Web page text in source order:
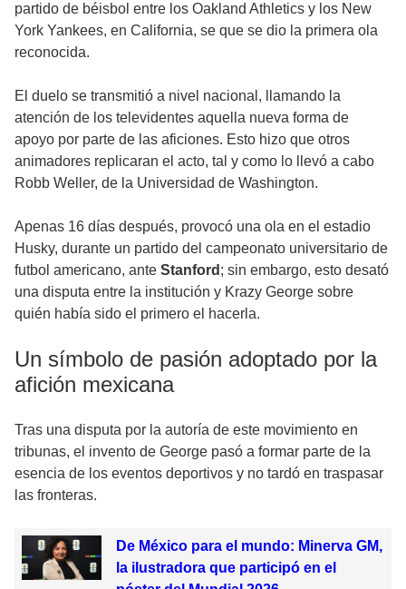
partido de béisbol entre los Oakland Athletics y los New
York Yankees, en California, se que se dio la primera ola
reconocida.
El duelo se transmitió a nivel nacional, llamando la
atención de los televidentes aquella nueva forma de
apoyo por parte de las aficiones. Esto hizo que otros
animadores replicaran el acto, tal y como lo llevó a cabo
Robb Weller, de la Universidad de Washington.
Apenas 16 días después, provocó una ola en el estadio
Husky, durante un partido del campeonato universitario de
futbol americano, ante Stanford ; sin embargo, esto desató
una disputa entre la institución y Krazy George sobre
quién había sido el primero el hacerla.
Un símbolo de pasión adoptado por la
afición mexicana
Tras una disputa por la autoría de este movimiento en
tribunas, el invento de George pasó a formar parte de la
esencia de los eventos deportivos y no tardó en traspasar
las fronteras.
De México para el mundo: Minerva GM,
la ilustradora que participó en el